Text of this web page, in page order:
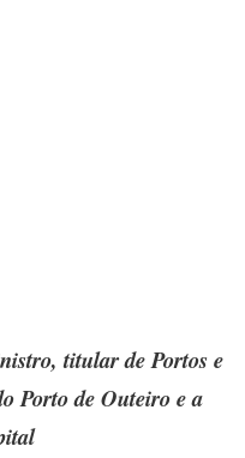
titular de Portos e
Porto de Outeiro e a